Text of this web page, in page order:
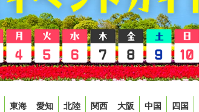
東海 愛知 北陸 関西 大阪 中国 四国